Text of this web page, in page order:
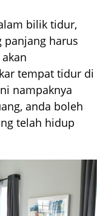
bilik tidur,
panjang harus
tempat tidur di
nampaknya
anda boleh
telah hidup